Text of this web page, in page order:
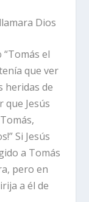
Dios
el
que ver
heridas de
que Jesús
” Si Jesús
a Tomás
pero en
a él de